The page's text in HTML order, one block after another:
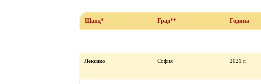
Щанд* Град** Година
Лексико София 2021 г.